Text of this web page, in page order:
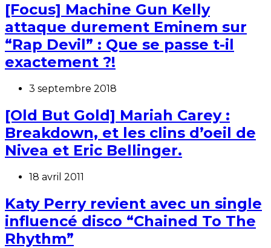
[Focus] Machine Gun Kelly
attaque durement Eminem sur
“Rap Devil” : Que se passe t-il
exactement ?!
3 septembre 2018
[Old But Gold] Mariah Carey :
Breakdown, et les clins d’oeil de
Nivea et Eric Bellinger.
18 avril 2011
Katy Perry revient avec un single
influencé disco “Chained To The
Rhythm”